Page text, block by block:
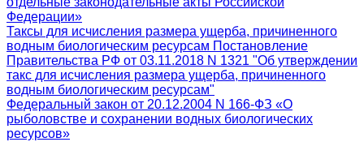
Федерации»
Таксы для исчисления размера ущерба, причиненного
водным биологическим ресурсам Постановление
Правительства РФ от 03.11.2018 N 1321 "Об утверждении
такс для исчисления размера ущерба, причиненного
водным биологическим ресурсам"
Федеральный закон от 20.12.2004 N 166-ФЗ «О
рыболовстве и сохранении водных биологических
ресурсов»